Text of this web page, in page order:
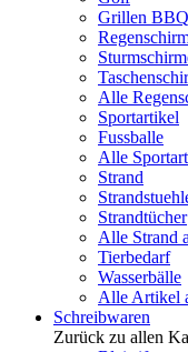
Grillen BBQ
Alle
Sportartikel
Fussballe
Alle
Strand
Strandtücher
Alle Strand
Tierbedarf
Wasserbälle
Alle Artikel
Schreibwaren
Zurück zu allen